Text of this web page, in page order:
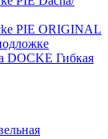
PIE ОRIGINАL
DOCKE Гибкая